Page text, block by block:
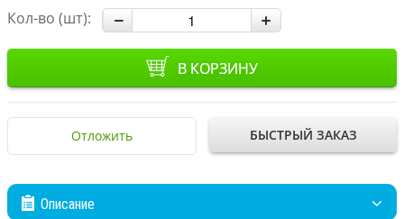
Кол-во (шт):
В КОРЗИНУ
Отложить БЫСТРЫЙ ЗАКАЗ
Описание